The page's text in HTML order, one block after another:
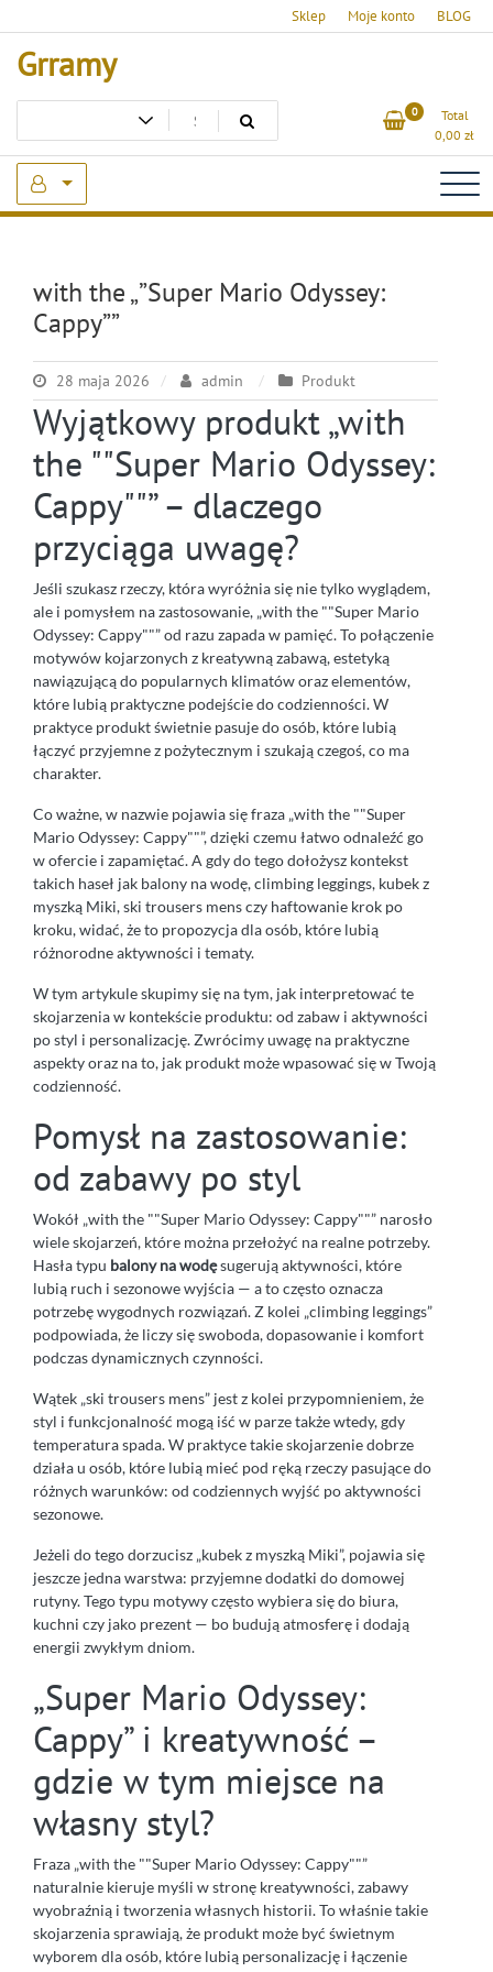
to
content
Sklep Moje konto BLOG
Grramy
0
Total
0,00 zł
with the „”Super Mario Odyssey:
Cappy””
28 maja 2026 admin Produkt
Wyjątkowy produkt „with
the ""Super Mario Odyssey:
Cappy""” – dlaczego
przyciąga uwagę?
Jeśli szukasz rzeczy, która wyróżnia się nie tylko wyglądem,
ale i pomysłem na zastosowanie, „with the ""Super Mario
Odyssey: Cappy""” od razu zapada w pamięć. To połączenie
motywów kojarzonych z kreatywną zabawą, estetyką
nawiązującą do popularnych klimatów oraz elementów,
które lubią praktyczne podejście do codzienności. W
praktyce produkt świetnie pasuje do osób, które lubią
łączyć przyjemne z pożytecznym i szukają czegoś, co ma
charakter.
Co ważne, w nazwie pojawia się fraza „with the ""Super
Mario Odyssey: Cappy""”, dzięki czemu łatwo odnaleźć go
w ofercie i zapamiętać. A gdy do tego dołożysz kontekst
takich haseł jak balony na wodę, climbing leggings, kubek z
myszką Miki, ski trousers mens czy haftowanie krok po
kroku, widać, że to propozycja dla osób, które lubią
różnorodne aktywności i tematy.
W tym artykule skupimy się na tym, jak interpretować te
skojarzenia w kontekście produktu: od zabaw i aktywności
po styl i personalizację. Zwrócimy uwagę na praktyczne
aspekty oraz na to, jak produkt może wpasować się w Twoją
codzienność.
Pomysł na zastosowanie:
od zabawy po styl
Wokół „with the ""Super Mario Odyssey: Cappy""” narosło
wiele skojarzeń, które można przełożyć na realne potrzeby.
Hasła typu balony na wodęsugerują aktywności, które
lubią ruch i sezonowe wyjścia — a to często oznacza
potrzebę wygodnych rozwiązań. Z kolei „climbing leggings”
podpowiada, że liczy się swoboda, dopasowanie i komfort
podczas dynamicznych czynności.
Wątek „ski trousers mens” jest z kolei przypomnieniem, że
styl i funkcjonalność mogą iść w parze także wtedy, gdy
temperatura spada. W praktyce takie skojarzenie dobrze
działa u osób, które lubią mieć pod ręką rzeczy pasujące do
różnych warunków: od codziennych wyjść po aktywności
sezonowe.
Jeżeli do tego dorzucisz „kubek z myszką Miki”, pojawia się
jeszcze jedna warstwa: przyjemne dodatki do domowej
rutyny. Tego typu motywy często wybiera się do biura,
kuchni czy jako prezent — bo budują atmosferę i dodają
energii zwykłym dniom.
„Super Mario Odyssey:
Cappy” i kreatywność –
gdzie w tym miejsce na
własny styl?
Fraza „with the ""Super Mario Odyssey: Cappy""”
naturalnie kieruje myśli w stronę kreatywności, zabawy
wyobraźnią i tworzenia własnych historii. To właśnie takie
skojarzenia sprawiają, że produkt może być świetnym
wyborem dla osób, które lubią personalizację i łączenie